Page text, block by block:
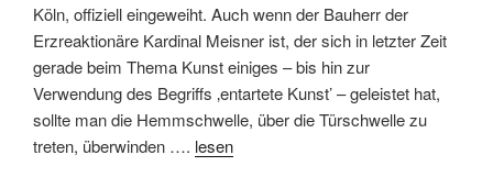
Köln, offiziell eingeweiht. Auch wenn der Bauherr der
Erzreaktionäre Kardinal Meisner ist, der sich in letzter Zeit
gerade beim Thema Kunst einiges – bis hin zur
Verwendung des Begriffs ‚entartete Kunst’ – geleistet hat,
sollte man die Hemmschwelle, über die Türschwelle zu
treten, überwinden …. lesen